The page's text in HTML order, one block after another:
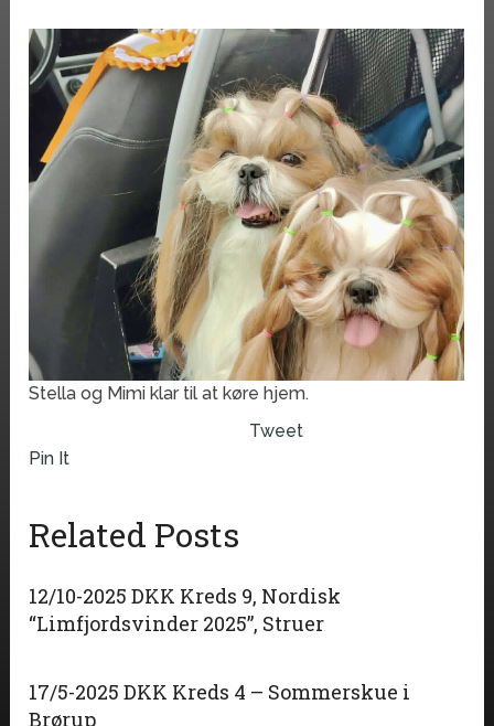
Stella og Mimi klar til at køre hjem.
Tweet
Pin It
Related Posts
12/10-2025 DKK Kreds 9, Nordisk
“Limfjordsvinder 2025”, Struer
17/5-2025 DKK Kreds 4 – Sommerskue i
Brørup